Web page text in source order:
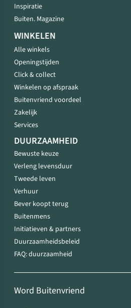
Inspiratie
Buiten. Magazine
WINKELEN
Alle winkels
Openingstijden
Click & collect
Winkelen op afspraak
Buitenvriend voordeel
Zakelijk
Services
DUURZAAMHEID
Bewuste keuze
Verleng levensduur
Tweede leven
Verhuur
Bever koopt terug
Buitenmens
Initiatieven & partners
Duurzaamheidsbeleid
FAQ: duurzaamheid
Word Buitenvriend